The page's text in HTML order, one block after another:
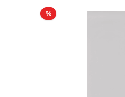
%Rabatt